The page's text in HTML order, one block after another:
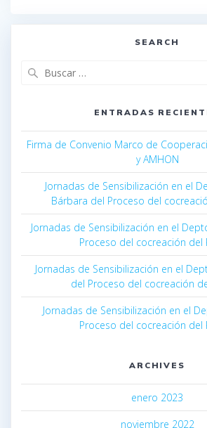
SEARCH
ENTRADAS
Firma de Convenio Marco de
y AMHON
Jornadas de Sensibilización en el
Bárbara del Proceso del
Jornadas de Sensibilización en el
Proceso del cocreación del
Jornadas de Sensibilización en el
del Proceso del cocreación
Jornadas de Sensibilización en el
Proceso del cocreación del
ARCHIVES
enero 2023
noviembre 2022